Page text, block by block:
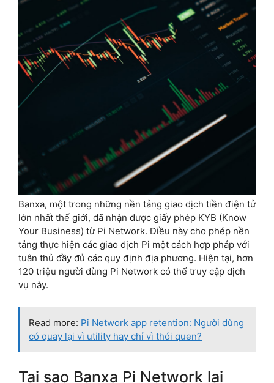
Banxa, một trong những nền tảng giao dịch tiền điện tử
lớn nhất thế giới, đã nhận được giấy phép KYB (Know
Your Business) từ Pi Network. Điều này cho phép nền
tảng thực hiện các giao dịch Pi một cách hợp pháp với
tuân thủ đầy đủ các quy định địa phương. Hiện tại, hơn
120 triệu người dùng Pi Network có thể truy cập dịch
vụ này.
Read more: Pi Network app retention: Người dùng
có quay lại vì utility hay chỉ vì thói quen?
Tại sao Banxa Pi Network lại